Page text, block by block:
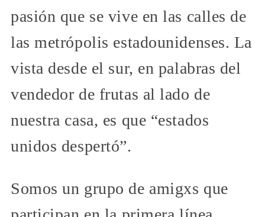
pasión que se vive en las calles de
las metrópolis estadounidenses. La
vista desde el sur, en palabras del
vendedor de frutas al lado de
nuestra casa, es que “estados
unidos despertó”.
Somos un grupo de amigxs que